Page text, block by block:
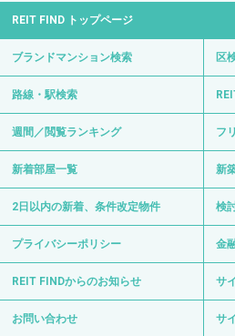
REIT FIND トップページ
ブランドマンション検索 区
路線・駅検索
週間／閲覧ランキング フ
新着部屋一覧 新
2日以内の新着、条件改定物件 検
プライバシーポリシー 金
REIT FINDからのお知らせ サ
お問い合わせ サ